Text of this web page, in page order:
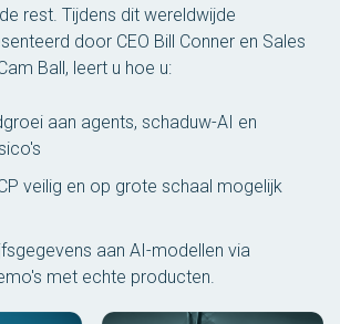
rest. Tijdens dit wereldwijde
door CEO Bill Conner en Sales
Ball, leert u hoe u:
aan agents, schaduw-AI en
veilig en op grote schaal mogelijk
aan AI-modellen via
met echte producten.